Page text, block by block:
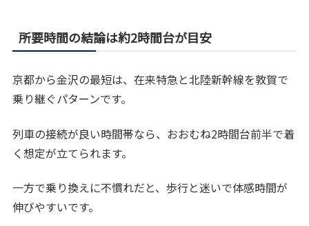
所要時間の結論は約2時間台が目安
京都から金沢の最短は、在来特急と北陸新幹線を敦賀で
乗り継ぐパターンです。
列車の接続が良い時間帯なら、おおむね2時間台前半で着
く想定が立てられます。
一方で乗り換えに不慣れだと、歩行と迷いで体感時間が
伸びやすいです。